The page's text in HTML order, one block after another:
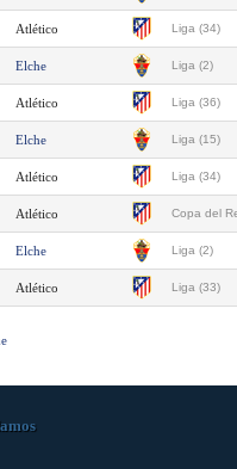
Atlético Liga (34)
Elche Liga (2)
Atlético Liga (36)
Elche Liga (15)
Atlético Liga (34)
Atlético Copa del
Elche Liga (2)
Atlético Liga (33)